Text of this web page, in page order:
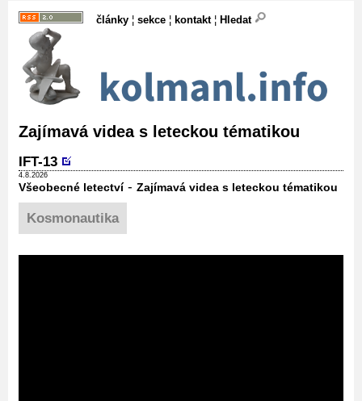
články ¦ sekce ¦ kontakt¦ Hledat
Zajímavá videa s leteckou tématikou
IFT-13
4.8.2026
Všeobecné letectví- Zajímavá videa s leteckou tématikou
Kosmonautika